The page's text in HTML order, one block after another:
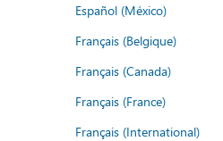
Español (México)
Français (Belgique)
Français (Canada)
Français (France)
Français (International)